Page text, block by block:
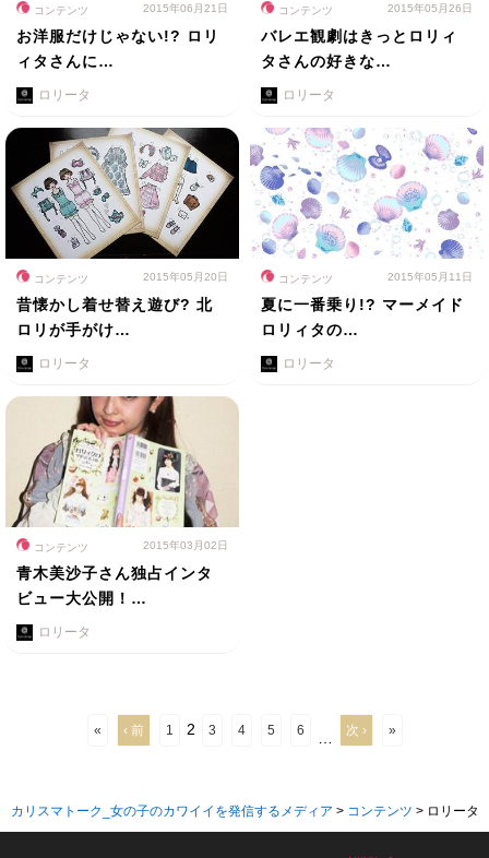
コンテンツ 2015年06月21日
お洋服だけじゃない!? ロリ
ィタさんに…
ロリータ
コンテンツ 2015年05月26日
バレエ観劇はきっとロリィ
タさんの好きな…
ロリータ
コンテンツ 2015年05月20日
昔懐かし着せ替え遊び? 北
ロリが手がけ…
ロリータ
コンテンツ 2015年05月11日
夏に一番乗り!? マーメイド
ロリィタの…
ロリータ
コンテンツ 2015年03月02日
青木美沙子さん独占インタ
ビュー大公開！…
ロリータ
« ‹ 前 1 2 3 4 5 6 次 › »
カリスマトーク_女の子のカワイイを発信するメディア > コンテンツ > ロリータ